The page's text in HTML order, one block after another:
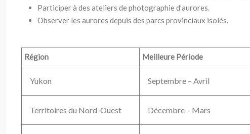
Participer à des ateliers de photographie d’aurores.
Observer les aurores depuis des parcs provinciaux isolés.
Région Meilleure Période
Yukon Septembre – Avril
Territoires du Nord-Ouest Décembre – Mars